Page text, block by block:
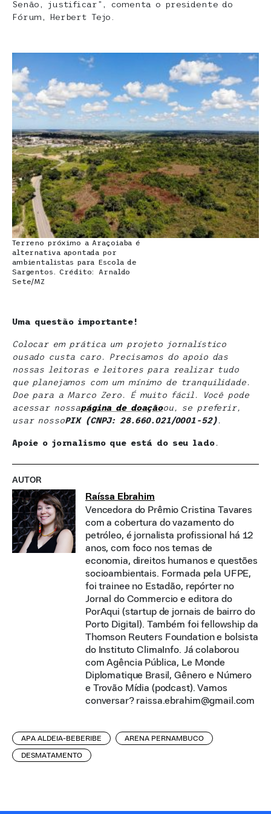
Senão, justificar”, comenta o presidente do
Fórum, Herbert Tejo.
Terreno próximo a Araçoiaba é
alternativa apontada por
ambientalistas para Escola de
Sargentos. Crédito: Arnaldo
Sete/MZ
Uma questão importante!
Colocar em prática um projeto jornalístico
ousado custa caro. Precisamos do apoio das
nossas leitoras e leitores para realizar tudo
que planejamos com um mínimo de tranquilidade.
Doe para a Marco Zero. É muito fácil. Você pode
acessar nossapágina de doaçãoou, se preferir,
usar nossoPIX (CNPJ: 28.660.021/0001-52).
Apoie o jornalismo que está do seu lado.
AUTOR
Raíssa Ebrahim
Vencedora do Prêmio Cristina Tavares
com a cobertura do vazamento do
petróleo, é jornalista profissional há 12
anos, com foco nos temas de
economia, direitos humanos e questões
socioambientais. Formada pela UFPE,
foi trainee no Estadão, repórter no
Jornal do Commercio e editora do
PorAqui (startup de jornais de bairro do
Porto Digital). Também foi fellowship da
Thomson Reuters Foundation e bolsista
do Instituto ClimaInfo. Já colaborou
com Agência Pública, Le Monde
Diplomatique Brasil, Gênero e Número
e Trovão Mídia (podcast). Vamos
conversar? raissa.ebrahim@gmail.com
APA ALDEIA-BEBERIBE ARENA PERNAMBUCO
DESMATAMENTO